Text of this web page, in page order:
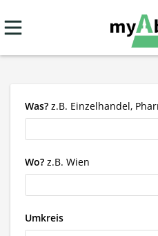
Was? z.B. Einzelhandel,
Wo? z.B. Wien
Umkreis